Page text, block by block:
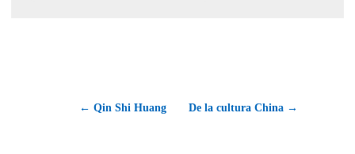
← Qin Shi Huang De la cultura China →